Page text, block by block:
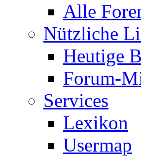
Alle
Nützliche
Heutige
Forum-
Services
Lexikon
Usermap